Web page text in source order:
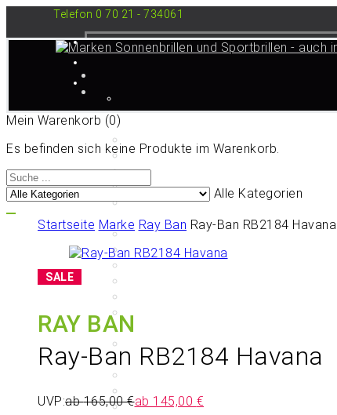
Telefon 0 70 21 - 734061
Mein Warenkorb (0)
Es befinden sich keine Produkte im Warenkorb.
Alle Kategorien
Startseite Marke Ray Ban Ray-Ban RB2184 Havana
RAY BAN
Ray-Ban RB2184 Havana
UVP:ab165,00€ab 145,00 €